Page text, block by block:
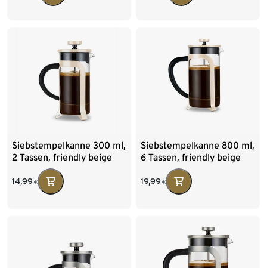
Siebstempelkanne 300 ml,
2 Tassen, friendly beige
14,99 €
Siebstempelkanne 800 ml,
6 Tassen, friendly beige
19,99 €